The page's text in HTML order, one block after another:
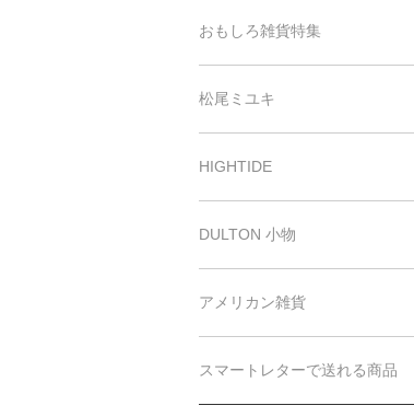
おもしろ雑貨特集
松尾ミユキ
HIGHTIDE
DULTON 小物
アメリカン雑貨
スマートレターで送れる商品